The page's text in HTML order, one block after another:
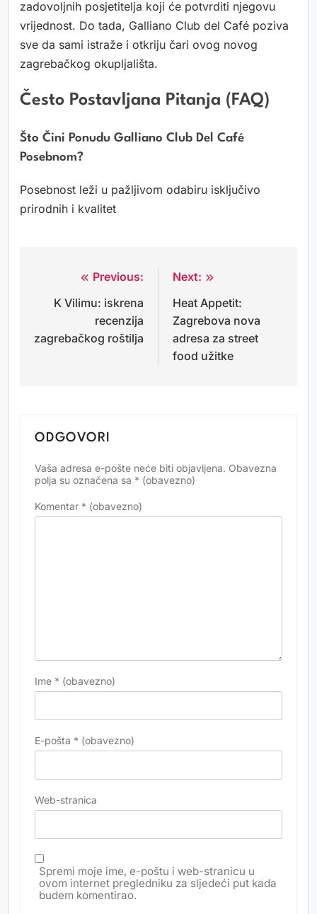
zadovoljnih posjetitelja koji će potvrditi njegovu
vrijednost. Do tada, Galliano Club del Café poziva
sve da sami istraže i otkriju čari ovog novog
zagrebačkog okupljališta.
Često Postavljana Pitanja (FAQ)
Što Čini Ponudu Galliano Club Del Café
Posebnom?
Posebnost leži u pažljivom odabiru isključivo
prirodnih i kvalitet
Navigacija
objava
Previous:
K Vilimu: iskrena
recenzija
zagrebačkog roštilja
Next:
Heat Appetit:
Zagrebova nova
adresa za street
food užitke
ODGOVORI
Vaša adresa e-pošte neće biti objavljena. Obavezna
polja su označena sa * (obavezno)
Komentar * (obavezno)
Ime * (obavezno)
E-pošta * (obavezno)
Web-stranica
Spremi moje ime, e-poštu i web-stranicu u
ovom internet pregledniku za sljedeći put kada
budem komentirao.
Alternative: